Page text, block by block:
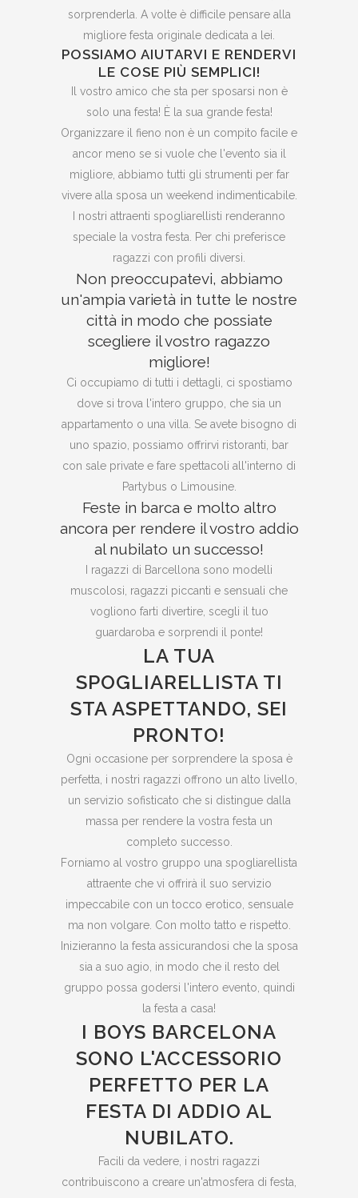
sorprenderla. A volte è difficile pensare alla
migliore festa originale dedicata a lei.
POSSIAMO AIUTARVI E RENDERVI
LE COSE PIÙ SEMPLICI!
Il vostro amico che sta per sposarsi non è
solo una festa! È la sua grande festa!
Organizzare il fieno non è un compito facile e
ancor meno se si vuole che l'evento sia il
migliore, abbiamo tutti gli strumenti per far
vivere alla sposa un weekend indimenticabile.
I nostri attraenti spogliarellisti renderanno
speciale la vostra festa. Per chi preferisce
ragazzi con profili diversi.
Non preoccupatevi, abbiamo
un'ampia varietà in tutte le nostre
città in modo che possiate
scegliere il vostro ragazzo
migliore!
Ci occupiamo di tutti i dettagli, ci spostiamo
dove si trova l'intero gruppo, che sia un
appartamento o una villa. Se avete bisogno di
uno spazio, possiamo offrirvi ristoranti, bar
con sale private e fare spettacoli all'interno di
Partybus o Limousine.
Feste in barca e molto altro
ancora per rendere il vostro addio
al nubilato un successo!
I ragazzi di Barcellona sono modelli
muscolosi, ragazzi piccanti e sensuali che
vogliono farti divertire, scegli il tuo
guardaroba e sorprendi il ponte!
LA TUA
SPOGLIARELLISTA TI
STA ASPETTANDO, SEI
PRONTO!
Ogni occasione per sorprendere la sposa è
perfetta, i nostri ragazzi offrono un alto livello,
un servizio sofisticato che si distingue dalla
massa per rendere la vostra festa un
completo successo.
Forniamo al vostro gruppo una spogliarellista
attraente che vi offrirà il suo servizio
impeccabile con un tocco erotico, sensuale
ma non volgare. Con molto tatto e rispetto.
Inizieranno la festa assicurandosi che la sposa
sia a suo agio, in modo che il resto del
gruppo possa godersi l'intero evento, quindi
la festa a casa!
I BOYS BARCELONA
SONO L'ACCESSORIO
PERFETTO PER LA
FESTA DI ADDIO AL
NUBILATO.
Facili da vedere, i nostri ragazzi
contribuiscono a creare un'atmosfera di festa,